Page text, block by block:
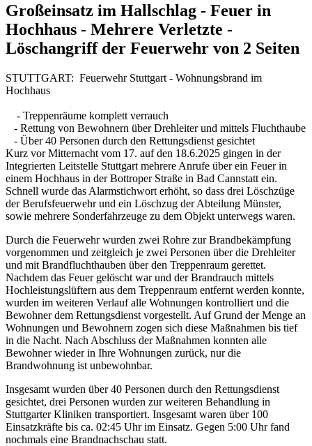
Großeinsatz im Hallschlag - Feuer in
Hochhaus - Mehrere Verletzte -
Löschangriff der Feuerwehr von 2 Seiten
STUTTGART: Feuerwehr Stuttgart - Wohnungsbrand im
Hochhaus
- Treppenräume komplett verrauch
- Rettung von Bewohnern über Drehleiter und mittels Fluchthaube
- Über 40 Personen durch den Rettungsdienst gesichtet
Kurz vor Mitternacht vom 17. auf den 18.6.2025 gingen in der
Integrierten Leitstelle Stuttgart mehrere Anrufe über ein Feuer in
einem Hochhaus in der Bottroper Straße in Bad Cannstatt ein.
Schnell wurde das Alarmstichwort erhöht, so dass drei Löschzüge
der Berufsfeuerwehr und ein Löschzug der Abteilung Münster,
sowie mehrere Sonderfahrzeuge zu dem Objekt unterwegs waren.
Durch die Feuerwehr wurden zwei Rohre zur Brandbekämpfung
vorgenommen und zeitgleich je zwei Personen über die Drehleiter
und mit Brandfluchthauben über den Treppenraum gerettet.
Nachdem das Feuer gelöscht war und der Brandrauch mittels
Hochleistungslüftern aus dem Treppenraum entfernt werden konnte,
wurden im weiteren Verlauf alle Wohnungen kontrolliert und die
Bewohner dem Rettungsdienst vorgestellt. Auf Grund der Menge an
Wohnungen und Bewohnern zogen sich diese Maßnahmen bis tief
in die Nacht. Nach Abschluss der Maßnahmen konnten alle
Bewohner wieder in Ihre Wohnungen zurück, nur die
Brandwohnung ist unbewohnbar.
Insgesamt wurden über 40 Personen durch den Rettungsdienst
gesichtet, drei Personen wurden zur weiteren Behandlung in
Stuttgarter Kliniken transportiert. Insgesamt waren über 100
Einsatzkräfte bis ca. 02:45 Uhr im Einsatz. Gegen 5:00 Uhr fand
nochmals eine Brandnachschau statt.